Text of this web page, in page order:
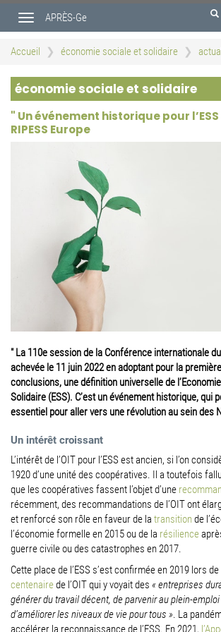
contenu
Toggle
navigation
APRÈS-Ge
Accueil économie sociale et solidaire
économie sociale et solidaire
" Un événement historique pour
RIPESS Europe
" La 110e session de la Conférence internationale
achevée le 11 juin 2022 en adoptant pour la
conclusions, une définition universelle de
Solidaire (ESS). C’est un événement historique, qui
essentiel pour aller vers une révolution au sein des
Un intérêt croissant
L’intérêt de l’OIT pour l’ESS est ancien, si l’on
1920 d’une unité des coopératives. Il a toutefois
que les coopératives fassent l’objet d’une
récemment, des recommandations de l’OIT ont
et renforcé son rôle en faveur de la transitionde
l’économie formelle en 2015 ou de la résilience
guerre civile ou des catastrophes en 2017.
Cette place de l’ESS s’est confirmée en 2019 lors de
centenairede l’OIT qui y voyait des « entreprises
générer du travail décent, de parvenir au plein-
d’améliorer les niveaux de vie pour tous ». La
accélérer la reconnaissance de l’ESS. En 2021,